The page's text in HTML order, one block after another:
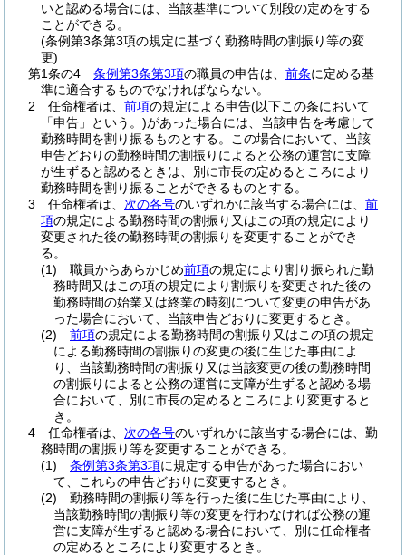
いと認める場合には、当該基準について別段の定めをする
ことができる。
(条例第3条第3項の規定に基づく勤務時間の割振り等の変
更)
第1条の4
条例第3条第3項の職員の申告は、 前条に定める基
準に適合するものでなければならない。
2
任命権者は、 前項の規定による申告(以下この条において
「申告」という。)があった場合には、当該申告を考慮して
勤務時間を割り振るものとする。
この場合において、当該
申告どおりの勤務時間の割振りによると公務の運営に支障
が生ずると認めるときは、別に市長の定めるところにより
勤務時間を割り振ることができるものとする。
3
任命権者は、 次の各号のいずれかに該当する場合には、 前
項の規定による勤務時間の割振り又はこの項の規定により
変更された後の勤務時間の割振りを変更することができ
る。
(1)
職員からあらかじめ前項の規定により割り振られた勤
務時間又はこの項の規定により割振りを変更された後の
勤務時間の始業又は終業の時刻について変更の申告があ
った場合において、当該申告どおりに変更するとき。
(2)
前項の規定による勤務時間の割振り又はこの項の規定
による勤務時間の割振りの変更の後に生じた事由によ
り、当該勤務時間の割振り又は当該変更の後の勤務時間
の割振りによると公務の運営に支障が生ずると認める場
合において、別に市長の定めるところにより変更すると
き。
4
任命権者は、 次の各号のいずれかに該当する場合には、勤
務時間の割振り等を変更することができる。
(1)
条例第3条第3項に規定する申告があった場合におい
て、これらの申告どおりに変更するとき。
(2)
勤務時間の割振り等を行った後に生じた事由により、
当該勤務時間の割振り等の変更を行わなければ公務の運
営に支障が生ずると認める場合において、別に任命権者
の定めるところにより変更するとき。